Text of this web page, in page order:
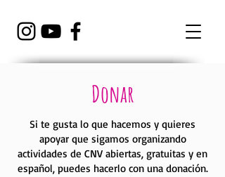
Donar
Si te gusta lo que hacemos y quieres
apoyar que sigamos organizando
actividades de CNV abiertas, gratuitas y en
español, puedes hacerlo con una donación.